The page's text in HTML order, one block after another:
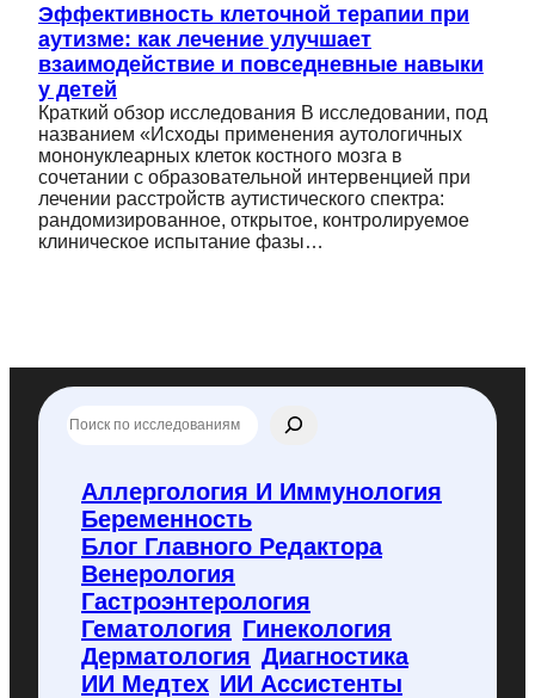
Эффективность клеточной терапии при
аутизме: как лечение улучшает
взаимодействие и повседневные навыки
у детей
Краткий обзор исследования В исследовании, под
названием «Исходы применения аутологичных
мононуклеарных клеток костного мозга в
сочетании с образовательной интервенцией при
лечении расстройств аутистического спектра:
рандомизированное, открытое, контролируемое
клиническое испытание фазы…
П
о
Аллергология И Иммунология
Беременность
Блог Главного Редактора
Венерология
Гастроэнтерология
Гематология Гинекология
Дерматология Диагностика
ИИ Медтех ИИ Ассистенты